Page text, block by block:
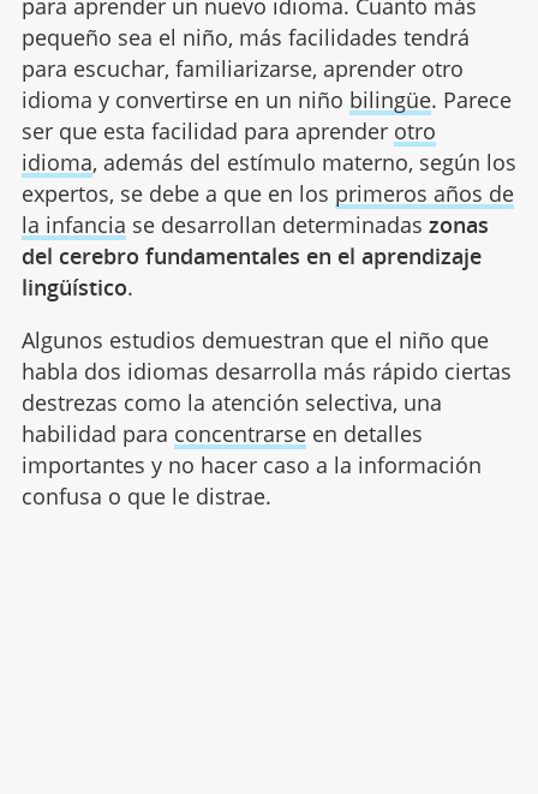
para aprender un nuevo idioma. Cuanto más
pequeño sea el niño, más facilidades tendrá
para escuchar, familiarizarse, aprender otro
idioma y convertirse en un niño bilingüe. Parece
ser que esta facilidad para aprender otro
idioma, además del estímulo materno, según los
expertos, se debe a que en los primeros años de
la infancia se desarrollan determinadas zonas
del cerebro fundamentales en el aprendizaje
lingüístico.
Algunos estudios demuestran que el niño que
habla dos idiomas desarrolla más rápido ciertas
destrezas como la atención selectiva, una
habilidad para concentrarseen detalles
importantes y no hacer caso a la información
confusa o que le distrae.